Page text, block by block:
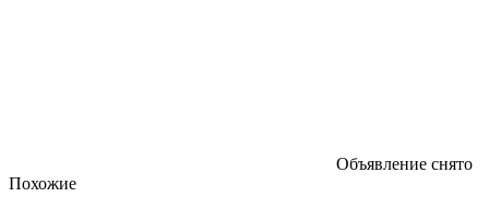
Объявление снято
Похожие